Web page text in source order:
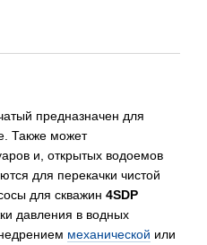
предназначен для
Также может
и, открытых водоемов
для перекачки чистой
для скважин 4SDP
давления в водных
механической или